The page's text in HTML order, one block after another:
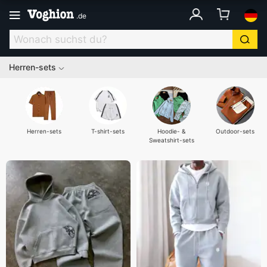
.de
Herren-sets
Herren-sets T-shirt-sets
Hoodie- &
Sweatshirt-sets
Outdoor-sets